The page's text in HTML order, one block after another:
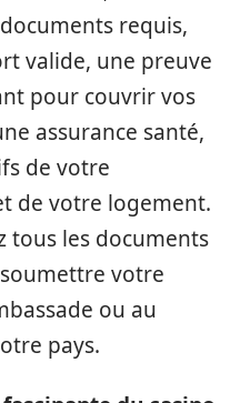
requis,
valide, une preuve
pour couvrir vos
assurance santé,
de votre
de votre logement.
tous les documents
votre
ou au
pays.